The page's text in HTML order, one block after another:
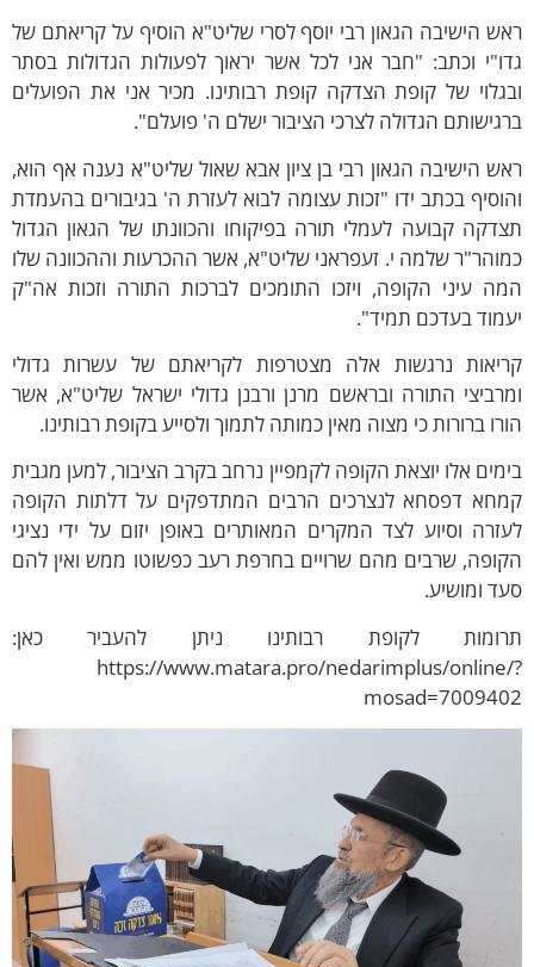
הישיבה הגאון רבי יוסף לסרי שליט"א הוסיף על קריאתם של
וכתב: "חבר אני לכל אשר יראוך לפעולות הגדולות בסתר
של קופת הצדקה קופת רבותינו. מכיר אני את הפועלים
הגדולה לצרכי הציבור ישלם ה' פועלם".
הישיבה הגאון רבי בן ציון אבא שאול שליט"א נענה אף הוא,
בכתב ידו "זכות עצומה לבוא לעזרת ה' בגיבורים בהעמדת
קבועה לעמלי תורה בפיקוחו והכוונתו של הגאון הגדול
שלמה י. זעפראני שליט"א, אשר ההכרעות וההכוונה שלו
עיני הקופה, ויזכו התומכים לברכות התורה וזכות אה"ק
בעדכם תמיד".
נרגשות אלה מצטרפות לקריאתם של עשרות גדולי
התורה ובראשם מרנן ורבנן גדולי ישראל שליט"א, אשר
ברורות כי מצוה מאין כמותה לתמוך ולסייע בקופת רבותינו.
אלו יוצאת הקופה לקמפיין נרחב בקרב הציבור, למען מגבית
דפסחא לנצרכים הרבים המתדפקים על דלתות הקופה
וסיוע לצד המקרים המאותרים באופן יזום על ידי נציגי
שרבים מהם שרויים בחרפת רעב כפשוטו ממש ואין להם
ומושיע.
לקופת רבותינו ניתן להעביר כאן:
https://www.matara.pro/nedarimplus/